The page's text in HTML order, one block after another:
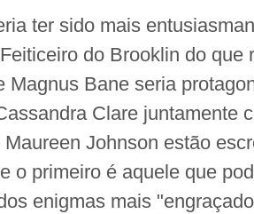
ter sido mais
do Brooklin do que
Magnus Bane seria
Clare juntamente
Maureen Johnson estão
o primeiro é aquele que
enigmas mais